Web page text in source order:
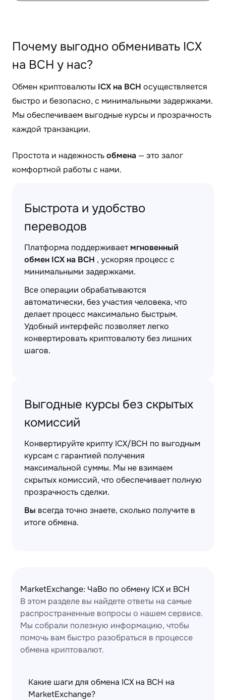
Почему выгодно обменивать ICX
на BCH у нас?
Обмен криптовалюты ICX на BCH осуществляется
быстро и безопасно, с минимальными задержками.
Мы обеспечиваем выгодные курсы и прозрачность
каждой транзакции.
Простота и надежностьобмена — это залог
комфортной работы с нами.
Быстрота и удобство
переводов
Платформа поддерживаетмгновенный
обмен ICX на BCH , ускоряя процесс с
минимальными задержками.
Все операции обрабатываются
автоматически, без участия человека, что
делает процесс максимально быстрым.
Удобный интерфейс позволяет легко
конвертировать криптовалюту без лишних
шагов.
Выгодные курсы без скрытых
комиссий
Конвертируйте крипту ICX/BCH по выгодным
курсам с гарантией получения
максимальной суммы. Мы не взимаем
скрытых комиссий, что обеспечивает полную
прозрачность сделки.
Вы всегда точно знаете, сколько получите в
итоге обмена.
MarketExchange: ЧаВо по обмену ICX и BCH
В этом разделе вы найдете ответы на самые
распространенные вопросы о нашем сервисе.
Мы собрали полезную информацию, чтобы
помочь вам быстро разобраться в процессе
обмена криптовалют.
Какие шаги для обмена ICX на BCH на
MarketExchange?